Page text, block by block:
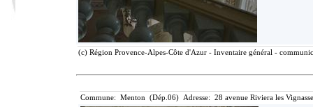
(c) Région Provence-Alpes-Côte d'Azur - Inventaire général -
Commune: Menton (Dép.06) Adresse: 28 avenue Riviera les